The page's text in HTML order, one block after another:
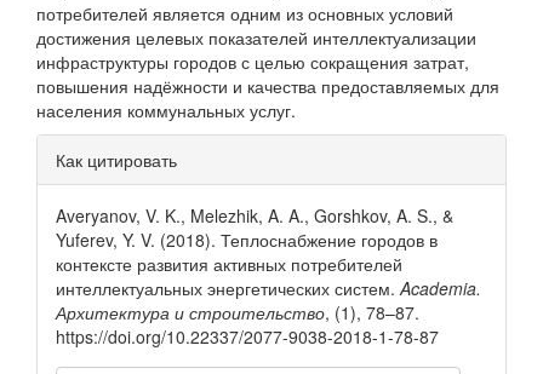
потребителей является одним из основных условий
достижения целевых показателей интеллектуализации
инфраструктуры городов с целью сокращения затрат,
повышения надёжности и качества предоставляемых для
населения коммунальных услуг.
Информация
о статье
Как цитировать
Averyanov, V. K., Melezhik, A. A., Gorshkov, A. S., &
Yuferev, Y. V. (2018). Теплоснабжение городов в
контексте развития активных потребителей
интеллектуальных энергетических систем.Academia.
Архитектура и строительство, (1), 78–87.
https://doi.org/10.22337/2077-9038-2018-1-78-87